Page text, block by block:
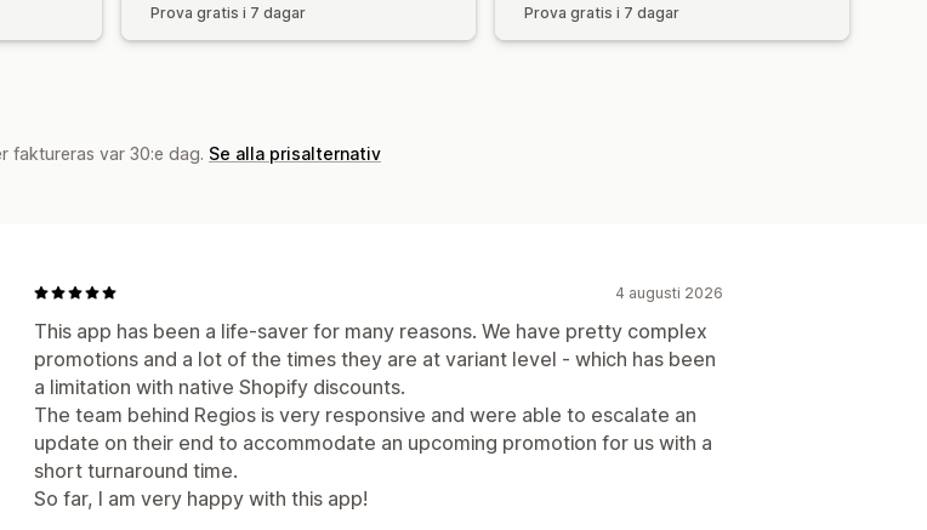
Prova gratis i 7 dagar Prova gratis i 7 dagar
faktureras var 30:e dag. Se alla prisalternativ
4 augusti 2026
This app has been a life-saver for many reasons. We have pretty complex
promotions and a lot of the times they are at variant level - which has been
a limitation with native Shopify discounts.
The team behind Regios is very responsive and were able to escalate an
update on their end to accommodate an upcoming promotion for us with a
short turnaround time.
So far, I am very happy with this app!